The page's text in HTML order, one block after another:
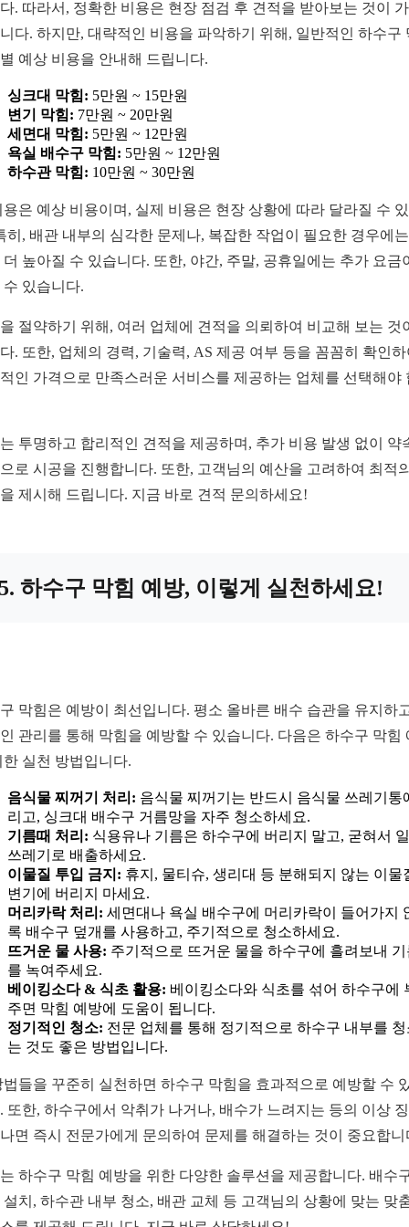
. 따라서, 정확한 비용은 현장 점검 후 견적을 받아보는 것이
다. 하지만, 대략적인 비용을 파악하기 위해, 일반적인 하수구
예상 비용을 안내해 드립니다.
싱크대 막힘: 5만원 ~ 15만원
변기 막힘: 7만원 ~ 20만원
세면대 막힘: 5만원 ~ 12만원
욕실 배수구 막힘: 5만원 ~ 12만원
하수관 막힘: 10만원 ~ 30만원
용은 예상 비용이며, 실제 비용은 현장 상황에 따라 달라질 수
히, 배관 내부의 심각한 문제나, 복잡한 작업이 필요한 경우에
더 높아질 수 있습니다. 또한, 야간, 주말, 공휴일에는 추가 요금
수 있습니다.
절약하기 위해, 여러 업체에 견적을 의뢰하여 비교해 보는 것
. 또한, 업체의 경력, 기술력, AS 제공 여부 등을 꼼꼼히 확인하
인 가격으로 만족스러운 서비스를 제공하는 업체를 선택해야
투명하고 합리적인 견적을 제공하며, 추가 비용 발생 없이 약
로 시공을 진행합니다. 또한, 고객님의 예산을 고려하여 최적
제시해 드립니다. 지금 바로 견적 문의하세요!
하수구 막힘 예방, 이렇게 실천하세요!
막힘은 예방이 최선입니다. 평소 올바른 배수 습관을 유지하
관리를 통해 막힘을 예방할 수 있습니다. 다음은 하수구 막힘
한 실천 방법입니다.
음식물 찌꺼기 처리: 음식물 찌꺼기는 반드시 음식물 쓰레기통
리고, 싱크대 배수구 거름망을 자주 청소하세요.
기름때 처리: 식용유나 기름은 하수구에 버리지 말고, 굳혀서
쓰레기로 배출하세요.
이물질 투입 금지: 휴지, 물티슈, 생리대 등 분해되지 않는 이물
변기에 버리지 마세요.
머리카락 처리: 세면대나 욕실 배수구에 머리카락이 들어가지
록 배수구 덮개를 사용하고, 주기적으로 청소하세요.
뜨거운 물 사용: 주기적으로 뜨거운 물을 하수구에 흘려보내
를 녹여주세요.
베이킹소다 & 식초 활용: 베이킹소다와 식초를 섞어 하수구에
주면 막힘 예방에 도움이 됩니다.
정기적인 청소: 전문 업체를 통해 정기적으로 하수구 내부를
는 것도 좋은 방법입니다.
법들을 꾸준히 실천하면 하수구 막힘을 효과적으로 예방할 수
또한, 하수구에서 악취가 나거나, 배수가 느려지는 등의 이상
면 즉시 전문가에게 문의하여 문제를 해결하는 것이 중요합니
하수구 막힘 예방을 위한 다양한 솔루션을 제공합니다. 배수
설치, 하수관 내부 청소, 배관 교체 등 고객님의 상황에 맞는 맞